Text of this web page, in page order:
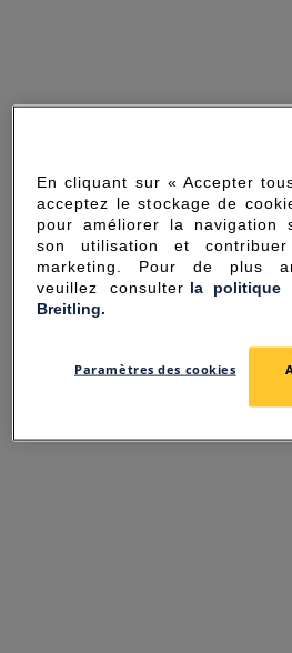
SORRY
UNEXPECTED ERROR
En cliquant sur « Accepter
acceptez le stockage de
pour améliorer la navigation
son utilisation et
marketing. Pour de plus
veuillez consulter la politique
Breitling.
Paramètres des cookies